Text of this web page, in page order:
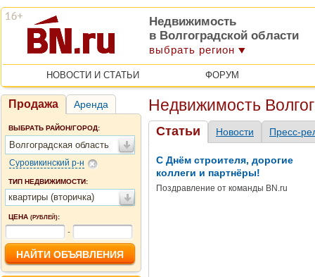
Недвижимость
в Волгоградской области
выбрать регион
НОВОСТИ И СТАТЬИ ФОРУМ
Продажа Аренда
ВЫБРАТЬ РАЙОН/ГОРОД:
Волгоградская область
Суровикинский р-н
ТИП НЕДВИЖИМОСТИ:
квартиры (вторичка)
ЦЕНА (РУБЛЕЙ):
-
Недвижимость
Статьи Новости Пресс-
С Днём строителя, дорогие
коллеги и партнёры!
Поздравление от команды BN.ru